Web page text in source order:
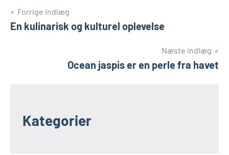
Indlægsnavigation
Forrige indlæg
En kulinarisk og kulturel oplevelse
Næste indlæg
Ocean jaspis er en perle fra havet
Kategorier